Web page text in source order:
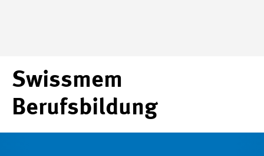
Swissmem
Berufsbildung